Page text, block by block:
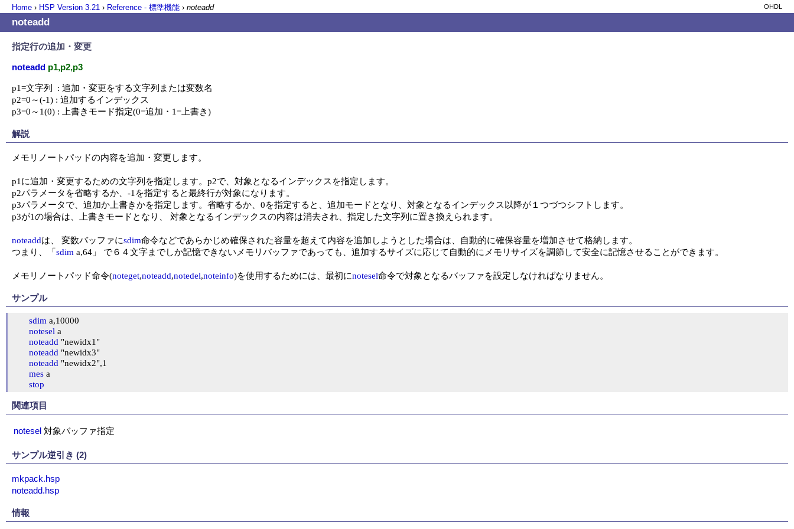
Home › HSP Version 3.21 › Reference - 標準機能 › noteadd OHDL
noteadd
指定行の追加・変更
noteadd p1,p2,p3
p1=文字列  : 追加・変更をする文字列または変数名
p2=0～(-1) : 追加するインデックス
p3=0～1(0) : 上書きモード指定(0=追加・1=上書き)
解説
メモリノートパッドの内容を追加・変更します。
p1に追加・変更するための文字列を指定します。p2で、対象となるインデックスを指定します。
p2パラメータを省略するか、-1を指定すると最終行が対象になります。
p3パラメータで、追加か上書きかを指定します。省略するか、0を指定すると、追加モードとなり、対象となるインデックス以降が１つづつシフトします。
p3が1の場合は、上書きモードとなり、 対象となるインデックスの内容は消去され、指定した文字列に置き換えられます。
noteaddは、 変数バッファにsdim命令などであらかじめ確保された容量を超えて内容を追加しようとした場合は、自動的に確保容量を増加させて格納します。
つまり、「sdim a,64」 で６４文字までしか記憶できないメモリバッファであっても、追加するサイズに応じて自動的にメモリサイズを調節して安全に記憶させることができます。
メモリノートパッド命令(noteget,noteadd,notedel,noteinfo)を使用するためには、最初にnotesel命令で対象となるバッファを設定しなければなりません。
サンプル
sdim a,10000
notesel a
noteadd "newidx1"
noteadd "newidx3"
noteadd "newidx2",1
mes a
stop
関連項目
notesel 対象バッファ指定
サンプル逆引き (2)
mkpack.hsp
noteadd.hsp
情報